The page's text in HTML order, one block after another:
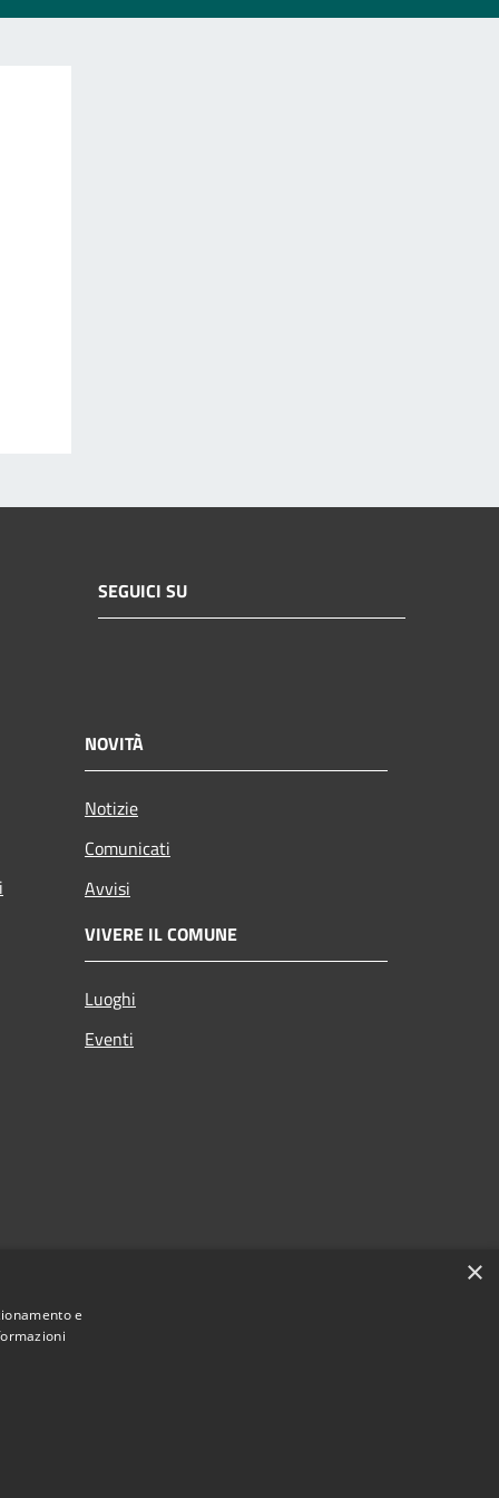
SEGUICI SU
NOVITÀ
Notizie
Comunicati
Avvisi
VIVERE IL COMUNE
Luoghi
Eventi
• Powered by
×
e